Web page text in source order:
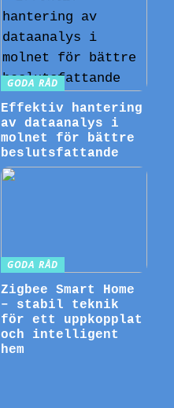
GODA RÅD
Effektiv hantering
av dataanalys i
molnet för bättre
beslutsfattande
GODA RÅD
Zigbee Smart Home
– stabil teknik
för ett uppkopplat
och intelligent
hem